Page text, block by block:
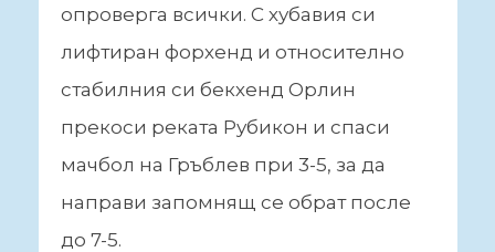
опроверга всички. С хубавия си
лифтиран форхенд и относително
стабилния си бекхенд Орлин
прекоси реката Рубикон и спаси
мачбол на Гръблев при 3-5, за да
направи запомнящ се обрат после
до 7-5.